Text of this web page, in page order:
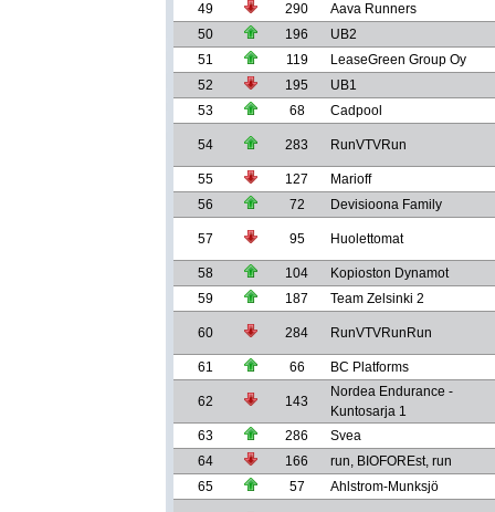
49 290
Aava Runners
50
196
UB2
51
119
LeaseGreen Group Oy
52
195
UB1
53
68 Cadpool
54 283 RunVTVRun
55 127
Marioff
56
72 Devisioona Family
57 95 Huolettomat
58 104
Kopioston Dynamot
59
187 Team Zelsinki 2
60 284 RunVTVRunRun
61 66 BC Platforms
62 143
Nordea Endurance -
Kuntosarja 1
63
286
Svea
64
166
run, BIOFOREst, run
65
57 Ahlstrom-Munksjö